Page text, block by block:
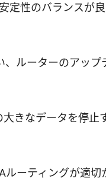
定性のバランスが
ルーターのアップ
きなデータを停止
ーティングが適切